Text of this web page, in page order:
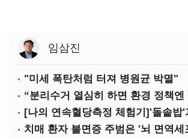
임삼진
"미세 폭탄처럼 터져 병원균 박멸"
“분리수거 열심히 하면 환경 정책엔
치매 환자 불면증 주범은 '뇌 면역세